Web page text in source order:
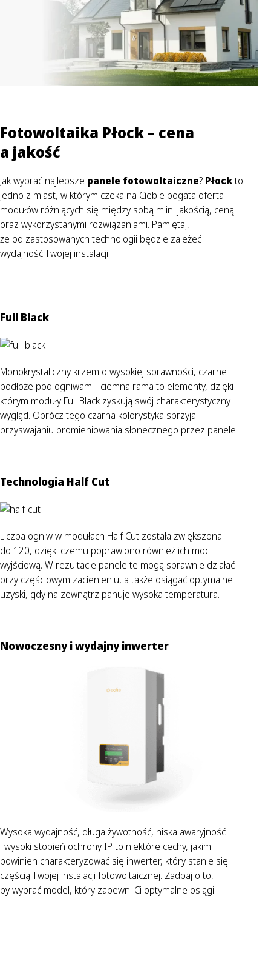
Fotowoltaika Płock – cena
a jakość
Jak wybrać najlepsze panele fotowoltaiczne? Płockto
jedno z miast, w którym czeka na Ciebie bogata oferta
modułów różniących się między sobą m.in. jakością, ceną
oraz wykorzystanymi rozwiązaniami. Pamiętaj,
że od zastosowanych technologii będzie zależeć
wydajność Twojej instalacji.
Full Black
Monokrystaliczny krzem o wysokiej sprawności, czarne
podłoże pod ogniwami i ciemna rama to elementy, dzięki
którym moduły Full Black zyskują swój charakterystyczny
wygląd. Oprócz tego czarna kolorystyka sprzyja
przyswajaniu promieniowania słonecznego przez panele.
Technologia Half Cut
Liczba ogniw w modułach Half Cut została zwiększona
do 120, dzięki czemu poprawiono również ich moc
wyjściową. W rezultacie panele te mogą sprawnie działać
przy częściowym zacienieniu, a także osiągać optymalne
uzyski, gdy na zewnątrz panuje wysoka temperatura.
Nowoczesny i wydajny inwerter
Wysoka wydajność, długa żywotność, niska awaryjność
i wysoki stopień ochrony IP to niektóre cechy, jakimi
powinien charakteryzować się inwerter, który stanie się
częścią Twojej instalacji fotowoltaicznej. Zadbaj o to,
by wybrać model, który zapewni Ci optymalne osiągi.